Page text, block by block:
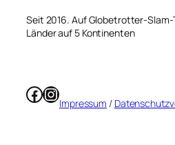
Seit 2016. Auf Globetrotter-Slam-
Länder auf 5 Kontinenten
Facebook
Instagram
Impressum /